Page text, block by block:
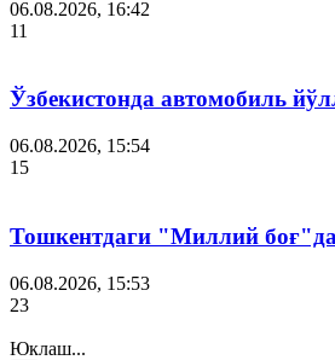
06.08.2026, 16:42
11
Ўзбекистонда автомобиль
06.08.2026, 15:54
15
Тошкентдаги "Миллий
06.08.2026, 15:53
23
Юклаш...